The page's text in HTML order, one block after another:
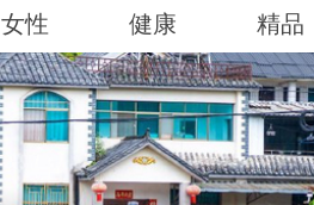
女性 健康 精品